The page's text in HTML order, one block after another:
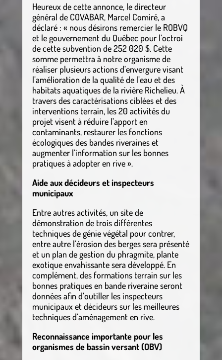
Heureux de cette annonce, le directeur
général de COVABAR, Marcel Comiré, a
déclaré : « nous désirons remercier le ROBVQ
et le gouvernement du Québec pour l’octroi
de cette subvention de 252 020 $. Cette
somme permettra à notre organisme de
réaliser plusieurs actions d’envergure visant
l’amélioration de la qualité de l’eau et des
habitats aquatiques de la rivière Richelieu. À
travers des caractérisations ciblées et des
interventions terrain, les 20 activités du
projet visent à réduire l’apport en
contaminants, restaurer les fonctions
écologiques des bandes riveraines et
augmenter l’information sur les bonnes
pratiques à adopter en rive ».
Aide aux décideurs et inspecteurs
municipaux
Entre autres activités, un site de
démonstration de trois différentes
techniques de génie végétal pour contrer,
entre autre l’érosion des berges sera présenté
et un plan de gestion du phragmite, plante
exotique envahissante sera développé. En
complément, des formations terrain sur les
bonnes pratiques en bande riveraine seront
données afin d’outiller les inspecteurs
municipaux et décideurs sur les meilleures
techniques d’aménagement en rive.
Reconnaissance importante pour les
organismes de bassin versant (OBV)